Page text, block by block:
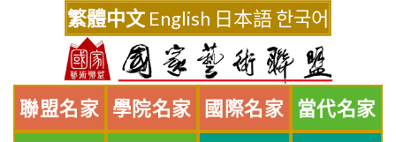
繁體中文 English 日本語한국어
聯盟名家 學院名家 國際名家 當代名家